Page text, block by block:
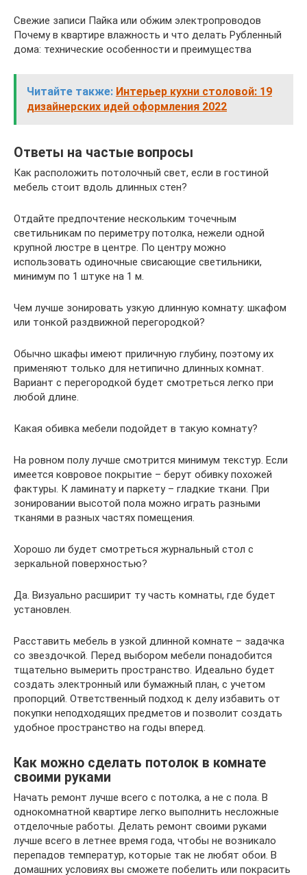
Свежие записи Пайка или обжим электропроводов
Почему в квартире влажность и что делать Рубленный
дома: технические особенности и преимущества
Читайте также: Интерьер кухни столовой: 19
дизайнерских идей оформления 2022
Ответы на частые вопросы
Как расположить потолочный свет, если в гостиной
мебель стоит вдоль длинных стен?
Отдайте предпочтение нескольким точечным
светильникам по периметру потолка, нежели одной
крупной люстре в центре. По центру можно
использовать одиночные свисающие светильники,
минимум по 1 штуке на 1 м.
Чем лучше зонировать узкую длинную комнату: шкафом
или тонкой раздвижной перегородкой?
Обычно шкафы имеют приличную глубину, поэтому их
применяют только для нетипично длинных комнат.
Вариант с перегородкой будет смотреться легко при
любой длине.
Какая обивка мебели подойдет в такую комнату?
На ровном полу лучше смотрится минимум текстур. Если
имеется ковровое покрытие – берут обивку похожей
фактуры. К ламинату и паркету – гладкие ткани. При
зонировании высотой пола можно играть разными
тканями в разных частях помещения.
Хорошо ли будет смотреться журнальный стол с
зеркальной поверхностью?
Да. Визуально расширит ту часть комнаты, где будет
установлен.
Расставить мебель в узкой длинной комнате – задачка
со звездочкой. Перед выбором мебели понадобится
тщательно вымерить пространство. Идеально будет
создать электронный или бумажный план, с учетом
пропорций. Ответственный подход к делу избавить от
покупки неподходящих предметов и позволит создать
удобное пространство на годы вперед.
Как можно сделать потолок в комнате
своими руками
Начать ремонт лучше всего с потолка, а не с пола. В
однокомнатной квартире легко выполнить несложные
отделочные работы. Делать ремонт своими руками
лучше всего в летнее время года, чтобы не возникало
перепадов температур, которые так не любят обои. В
домашних условиях вы сможете побелить или покрасить